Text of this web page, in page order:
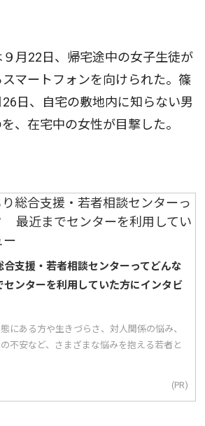
月22日、帰宅途中の女子生徒が
マートフォンを向けられた。篠
日、自宅の敷地内に知らない男
、在宅中の女性が目撃した。
支援・若者相談センターってどんな
ンターを利用していた方にインタビ
にある方や生きづらさ、対人関係の悩み、
不安など、さまざまな悩みを抱える若者と
(PR)